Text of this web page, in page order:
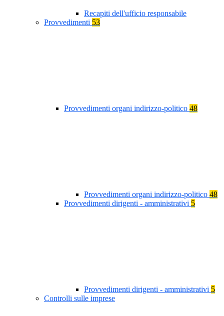
Recapiti dell'ufficio responsabile
Provvedimenti 53
Provvedimenti organi indirizzo-politico 48
Provvedimenti organi indirizzo-politico 48
Provvedimenti dirigenti - amministrativi 5
Provvedimenti dirigenti - amministrativi 5
Controlli sulle imprese